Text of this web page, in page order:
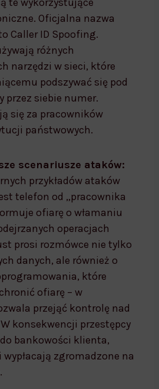
Oficjalna nazwa
Caller ID Spoofing.
różnych
narzędzi w sieci, które
podszywać się pod
przez siebie numer.
się za pracowników
państwowych.
scenariusze ataków:
przykładów ataków
telefon od „pracownika
ofiarę o włamaniu
operacjach
prosi rozmówce nie tylko
danych, ale również o
które
ofiarę – w
przejąć kontrolę nad
konsekwencji przestępcy
bankowości klienta,
zgromadzone na